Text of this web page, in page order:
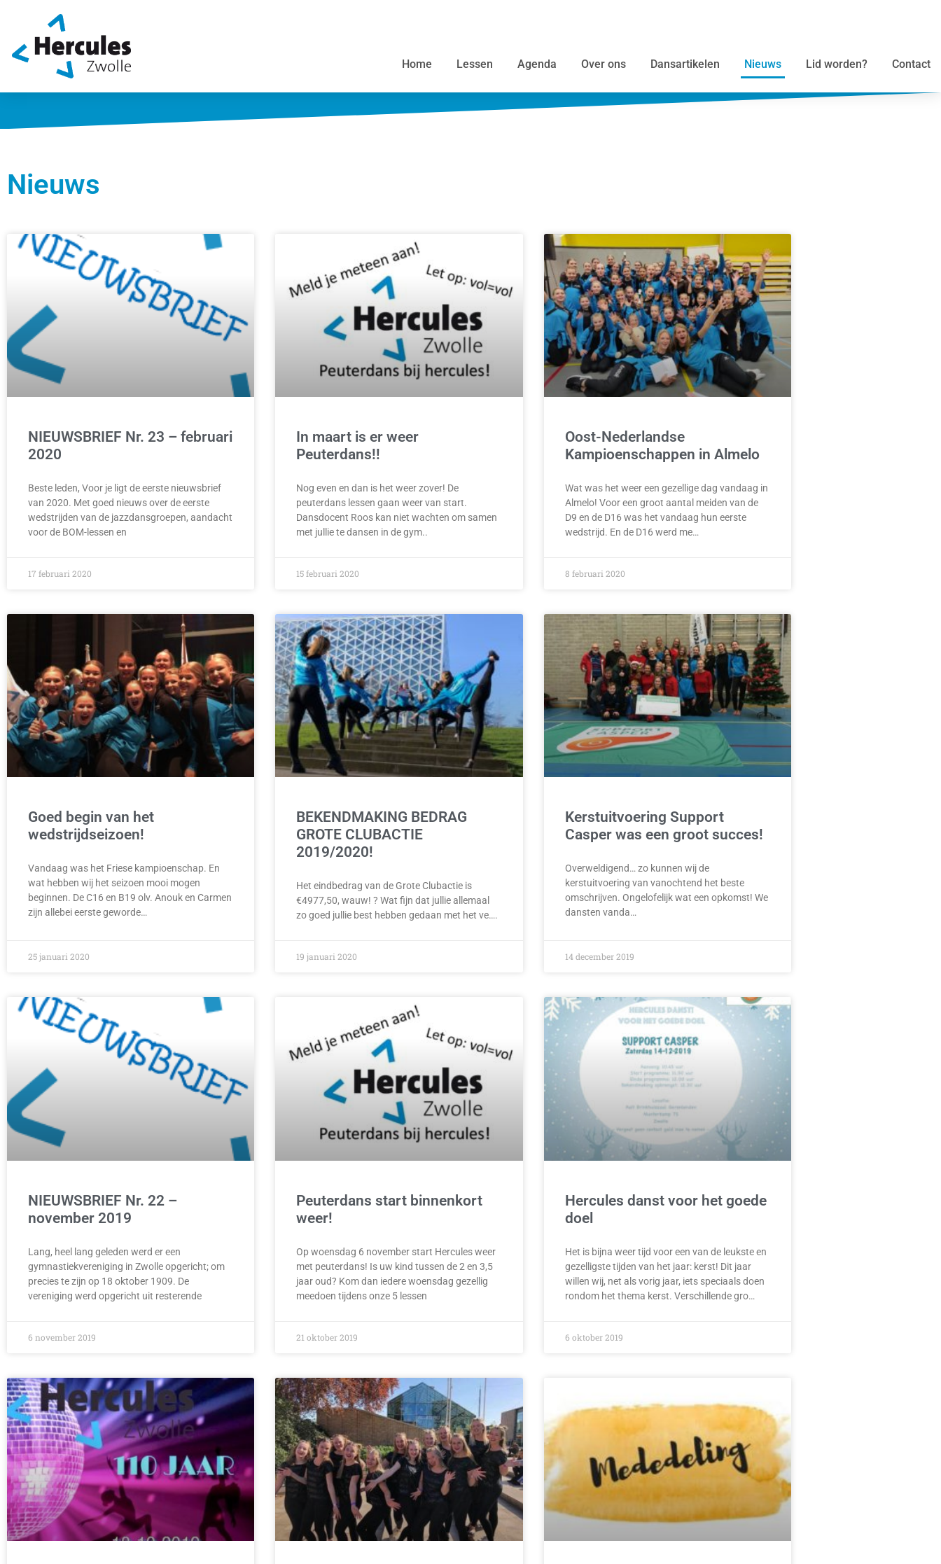
Home Lessen Agenda Over ons Dansartikelen Nieuws Lid worden? Contact
Nieuws
NIEUWSBRIEF Nr. 23 – februari
2020
Beste leden, Voor je ligt de eerste nieuwsbrief
van 2020. Met goed nieuws over de eerste
wedstrijden van de jazzdansgroepen, aandacht
voor de BOM-lessen en
17 februari 2020
In maart is er weer
Peuterdans!!
Nog even en dan is het weer zover! De
peuterdans lessen gaan weer van start.
Dansdocent Roos kan niet wachten om samen
met jullie te dansen in de gym..
15 februari 2020
Oost-Nederlandse
Kampioenschappen in Almelo
Wat was het weer een gezellige dag vandaag in
Almelo! Voor een groot aantal meiden van de
D9 en de D16 was het vandaag hun eerste
wedstrijd. En de D16 werd me…
8 februari 2020
Goed begin van het
wedstrijdseizoen!
Vandaag was het Friese kampioenschap. En
wat hebben wij het seizoen mooi mogen
beginnen. De C16 en B19 olv. Anouk en Carmen
zijn allebei eerste geworde…
25 januari 2020
BEKENDMAKING BEDRAG
GROTE CLUBACTIE
2019/2020!
Het eindbedrag van de Grote Clubactie is
€4977,50, wauw! ? Wat fijn dat jullie allemaal
zo goed jullie best hebben gedaan met het ve….
19 januari 2020
Kerstuitvoering Support
Casper was een groot succes!
Overweldigend… zo kunnen wij de
kerstuitvoering van vanochtend het beste
omschrijven. Ongelofelijk wat een opkomst! We
dansten vanda…
14 december 2019
NIEUWSBRIEF Nr. 22 –
november 2019
Lang, heel lang geleden werd er een
gymnastiekvereniging in Zwolle opgericht; om
precies te zijn op 18 oktober 1909. De
vereniging werd opgericht uit resterende
6 november 2019
Peuterdans start binnenkort
weer!
Op woensdag 6 november start Hercules weer
met peuterdans! Is uw kind tussen de 2 en 3,5
jaar oud? Kom dan iedere woensdag gezellig
meedoen tijdens onze 5 lessen
21 oktober 2019
Hercules danst voor het goede
doel
Het is bijna weer tijd voor een van de leukste en
gezelligste tijden van het jaar: kerst! Dit jaar
willen wij, net als vorig jaar, iets speciaals doen
rondom het thema kerst. Verschillende gro…
6 oktober 2019